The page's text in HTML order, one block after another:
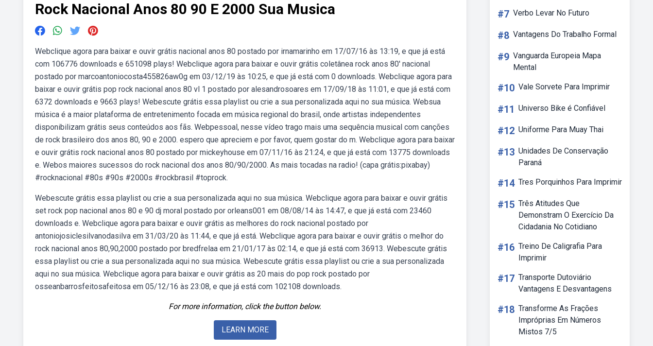
Rock Nacional Anos 80 90 E 2000 Sua Musica
Webclique agora para baixar e ouvir grátis nacional anos 80 postado por irnamarinho em 17/07/16 às 13:19, e que já está
com 106776 downloads e 651098 plays! Webclique agora para baixar e ouvir grátis coletânea rock anos 80′ nacional
postado por marcoantoniocosta455826aw0g em 03/12/19 às 10:25, e que já está com 0 downloads. Webclique agora para
baixar e ouvir grátis pop rock nacional anos 80 vl 1 postado por alesandrosoares em 17/09/18 às 11:01, e que já está com
6372 downloads e 9663 plays! Webescute grátis essa playlist ou crie a sua personalizada aqui no sua música. Websua
música é a maior plataforma de entretenimento focada em música regional do brasil, onde artistas independentes
disponibilizam grátis seus conteúdos aos fãs. Webpessoal, nesse vídeo trago mais uma sequência musical com canções
de rock brasileiro dos anos 80, 90 e 2000. espero que apreciem e por favor, quem gostar do m. Webclique agora para baixar
e ouvir grátis rock nacional anos 80 postado por mickeyhouse em 07/11/16 às 21:24, e que já está com 13775 downloads
e. Webos maiores sucessos do rock nacional dos anos 80/90/2000. As mais tocadas na radio! (capa grátis:pixabay)
#rocknacional #80s #90s #2000s #rockbrasil #toprock.
Webescute grátis essa playlist ou crie a sua personalizada aqui no sua música. Webclique agora para baixar e ouvir grátis
set rock pop nacional anos 80 e 90 dj moral postado por orleans001 em 08/08/14 às 14:47, e que já está com 23460
downloads e. Webclique agora para baixar e ouvir grátis as melhores do rock nacional postado por
antoniojosiclesilvanodasilva em 31/03/20 às 11:44, e que já está. Webclique agora para baixar e ouvir grátis o melhor do
rock nacional anos 80,90,2000 postado por bredfrelaa em 21/01/17 às 02:14, e que já está com 36913. Webescute grátis
essa playlist ou crie a sua personalizada aqui no sua música. Webescute grátis essa playlist ou crie a sua personalizada
aqui no sua música. Webclique agora para baixar e ouvir grátis as 20 mais do pop rock postado por
osseanbarrosfeitosafeitosa em 05/12/16 às 23:08, e que já está com 102108 downloads.
For more information, click the button below.
LEARN MORE
#7 Verbo Levar No Futuro
#8 Vantagens Do Trabalho Formal
#9 Vanguarda Europeia Mapa
Mental
#10 Vale Sorvete Para Imprimir
#11 Universo Bike é Confiável
#12 Uniforme Para Muay Thai
#13 Unidades De Conservação
Paraná
#14 Tres Porquinhos Para Imprimir
#15 Três Atitudes Que
Demonstram O Exercício Da
Cidadania No Cotidiano
#16 Treino De Caligrafia Para
Imprimir
#17 Transporte Dutoviário
Vantagens E Desvantagens
#18 Transforme As Frações
Impróprias Em Números
Mistos 7/5